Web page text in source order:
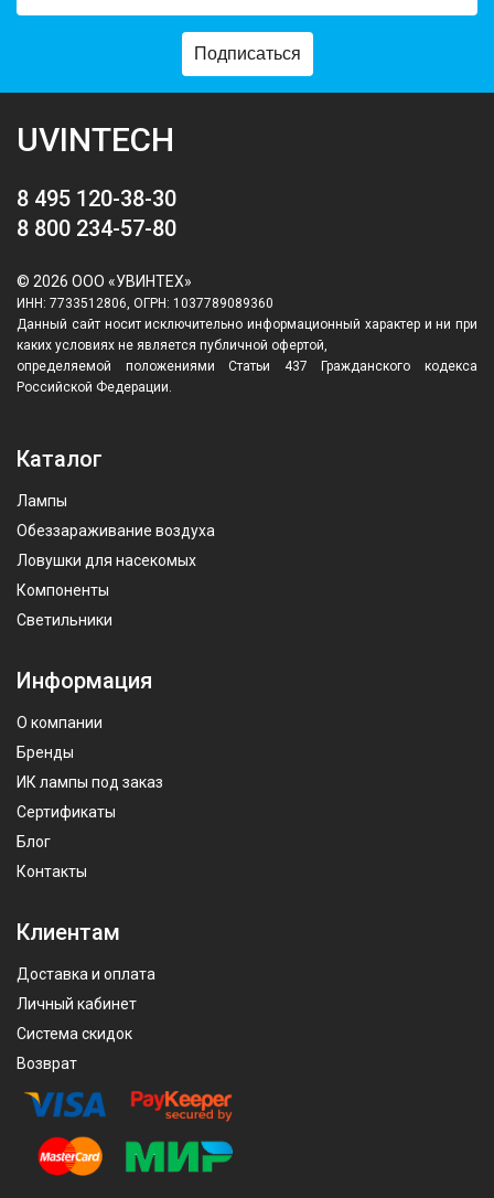
Подписаться
UVINTECH
8 495 120-38-30
8 800 234-57-80
© 2026 ООО «УВИНТЕХ»
ИНН: 7733512806, ОГРН: 1037789089360
Данный сайт носит исключительно информационный характер и ни при
каких условиях не является публичной офертой,
определяемой положениями Статьи 437 Гражданского кодекса
Российской Федерации.
Каталог
Лампы
Обеззараживание воздуха
Ловушки для насекомых
Компоненты
Светильники
Информация
О компании
Бренды
ИК лампы под заказ
Сертификаты
Блог
Контакты
Клиентам
Доставка и оплата
Личный кабинет
Система скидок
Возврат